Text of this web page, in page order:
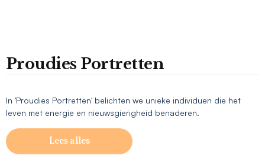
Proudies Portretten
In 'Proudies Portretten' belichten we unieke individuen die het
leven met energie en nieuwsgierigheid benaderen.
Lees alles